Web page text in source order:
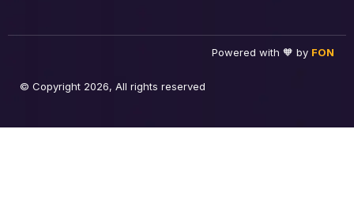
Powered with 🧡 by FON
© Copyright 2026, All rights reserved